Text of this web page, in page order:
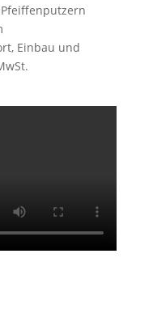
Einbau und